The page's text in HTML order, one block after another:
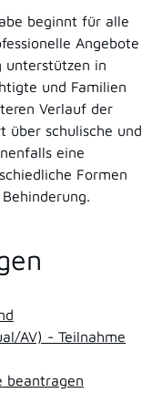
beginnt für alle
Angebote
unterstützen in
und Familien
Verlauf der
über schulische und
eine
Formen
AV) - Teilnahme
beantragen